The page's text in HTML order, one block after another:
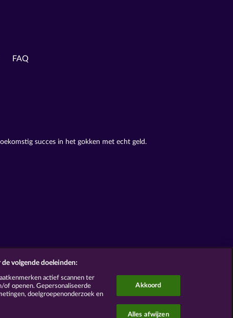
FAQ
succes in het gokken met echt geld.
volgende doeleinden:
actief scannen ter
of openen. Gepersonaliseerde
doelgroepenonderzoek en
Akkoord
Alles afwijzen